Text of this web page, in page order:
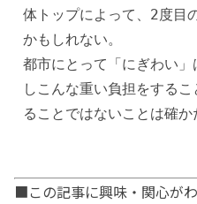
体トップによって、2度目
かもしれない。
都市にとって「にぎわい
しこんな重い負担をする
ることではないことは確か
■この記事に興味・関心がわ